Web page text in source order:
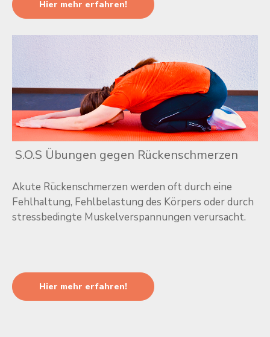
Hier mehr erfahren!
S.O.S Übungen gegen Rückenschmerzen
Akute Rückenschmerzen werden oft durch eine
Fehlhaltung, Fehlbelastung des Körpers oder durch
stressbedingte Muskelverspannungen verursacht.
Hier mehr erfahren!